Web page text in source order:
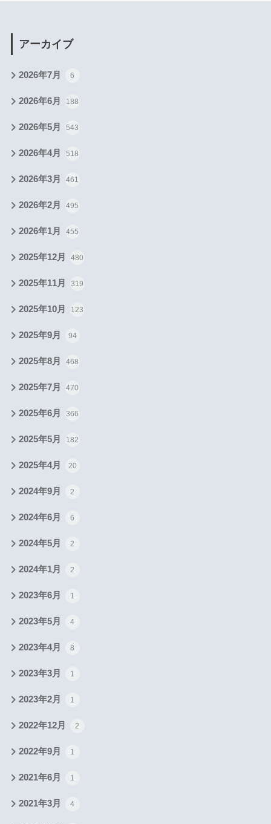
アーカイブ
2026年7月 6
2026年6月 188
2026年5月 543
2026年4月 518
2026年3月 461
2026年2月 495
2026年1月 455
2025年12月 480
2025年11月 319
2025年10月 123
2025年9月 94
2025年8月 468
2025年7月 470
2025年6月 366
2025年5月 182
2025年4月 20
2024年9月 2
2024年6月 6
2024年5月 2
2024年1月 2
2023年6月 1
2023年5月 4
2023年4月 8
2023年3月 1
2023年2月 1
2022年12月 2
2022年9月 1
2021年6月 1
2021年3月 4